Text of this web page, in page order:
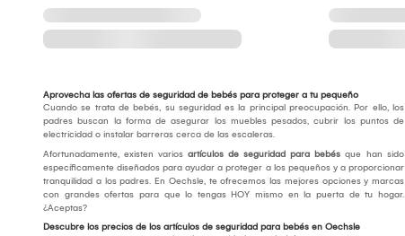
Aprovecha las ofertas de seguridad de bebés para proteger a tu pequeño
Cuando se trata de bebés, su seguridad es la principal preocupación. Por ello, los
padres buscan la forma de asegurar los muebles pesados, cubrir los puntos de
electricidad o instalar barreras cerca de las escaleras.
Afortunadamente, existen varios artículos de seguridad para bebés que han sido
específicamente diseñados para ayudar a proteger a los pequeños y a proporcionar
tranquilidad a los padres. En Oechsle, te ofrecemos las mejores opciones y marcas
con grandes ofertas para que lo tengas HOY mismo en la puerta de tu hogar.
¿Aceptas?
Descubre los precios de los artículos de seguridad para bebés en Oechsle